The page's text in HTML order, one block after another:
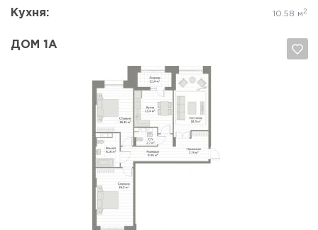
Кухня: 10.58 м 2
ДОМ 1А